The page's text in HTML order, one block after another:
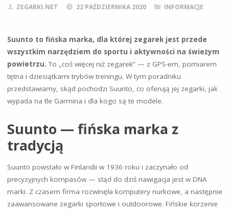
ZEGARKI.NET 22 PAŹDZIERNIKA 2020 INFORMACJE
Suunto to fińska marka, dla której zegarek jest przede
wszystkim narzędziem do sportu i aktywności na świeżym
powietrzu. To „coś więcej niż zegarek” — z GPS-em, pomiarem
tętna i dziesiątkami trybów treningu. W tym poradniku
przedstawiamy, skąd pochodzi Suunto, co oferują jej zegarki, jak
wypada na tle Garmina i dla kogo są te modele.
Suunto — fińska marka z
tradycją
Suunto powstało w Finlandii w 1936 roku i zaczynało od
precyzyjnych kompasów — stąd do dziś nawigacja jest w DNA
marki. Z czasem firma rozwinęła komputery nurkowe, a następnie
zaawansowane zegarki sportowe i outdoorowe. Fińskie korzenie